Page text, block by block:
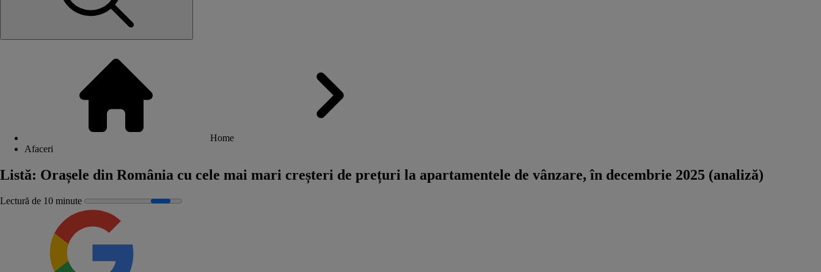
Home
Afaceri
Listă: Orașele din România cu cele mai mari creșteri de prețuri la apartamentele de vânzare, în decembrie 2025 (analiză)
Lectură de 10 minute